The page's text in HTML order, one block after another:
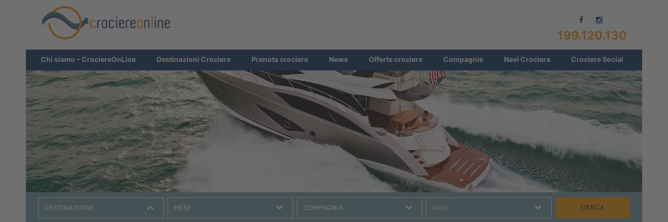
199.120.130
Chi siamo – CrociereOnLine Destinazioni Crociere Prenota crociere News Offerte crociere Compagnie Navi Crociera Crociere Social